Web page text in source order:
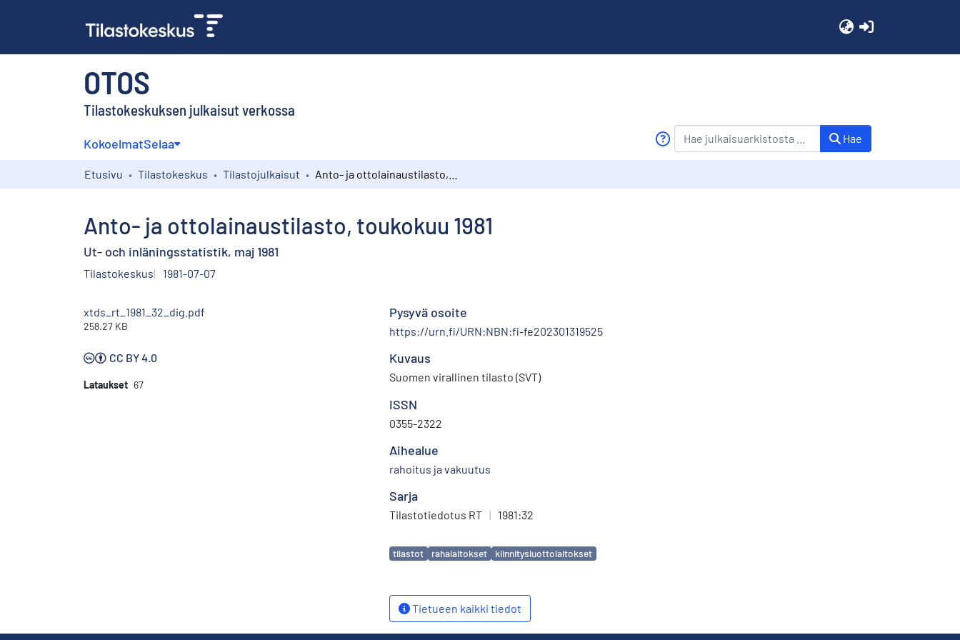
OTOS
Tilastokeskuksen julkaisut verkossa
KokoelmatSelaa Hae
Etusivu Tilastokeskus Tilastojulkaisut
Anto- ja ottolainaustilasto, toukokuu 1981
Ut- och inläningsstatistik, maj 1981
Tilastokeskus 1981-07-07
xtds_rt_1981_32_dig.pdf
258.27 KB
CC BY 4.0
Lataukset 67
Pysyvä osoite
https://urn.fi/URN:NBN:fi-fe202301319525
Kuvaus
Suomen virallinen tilasto (SVT)
ISSN
0355-2322
Aihealue
rahoitus ja vakuutus
Sarja
Tilastotiedotus RT | 1981:32
Avainsanat
tilastot rahalaitokset kiinnitysluottolaitokset
Tietueen kaikki tiedot